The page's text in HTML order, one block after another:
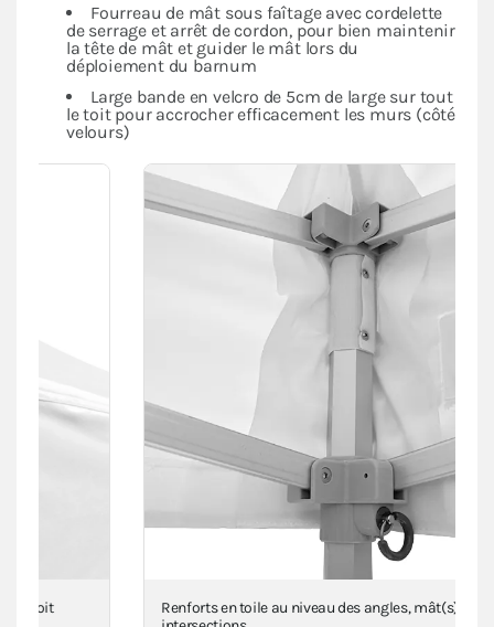
Fourreau de mât sous faîtage avec cordelette
de serrage et arrêt de cordon, pour bien maintenir
la tête de mât et guider le mât lors du
déploiement du barnum
Large bande en velcro de 5cm de large sur tout
le toit pour accrocher efficacement les murs (côté
velours)
Renforts en toile au niveau des angles, mât(s) et